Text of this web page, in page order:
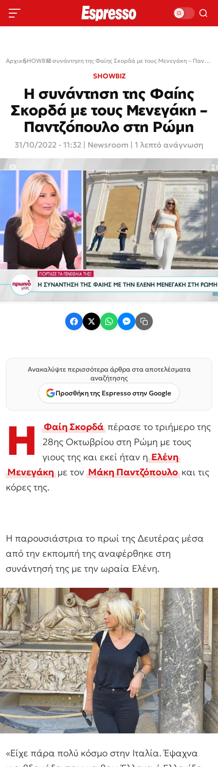
Αρχική›
SHOWBIZ› Η συνάντηση της Φαίης Σκορδά με τους Μενεγάκη – Παντζόπουλο στη Ρώμη
SHOWBIZ
Η συνάντηση της Φαίης
Σκορδά με τους Μενεγάκη –
Παντζόπουλο στη Ρώμη
31/10/2022 - 11:32 Newsroom | 1 λεπτό ανάγνωση
Ανακαλύψτε περισσότερα άρθρα στα αποτελέσματα
αναζήτησης
Προσθήκη της Espresso στην Google
Η Φαίη Σκορδάπέρασε το τριήμερο της
28ης Οκτωβρίου στη Ρώμη με τους
γιους της και εκεί ήταν ηΕλένη
Μενεγάκη με τονΜάκη Παντζόπουλο και τις
κόρες της.
Η παρουσιάστρια το πρωί της Δευτέρας μέσα
από την εκπομπή της αναφέρθηκε στη
συνάντησή της με την ωραία Ελένη.
«Είχε πάρα πολύ κόσμο στην Ιταλία. Έψαχνα